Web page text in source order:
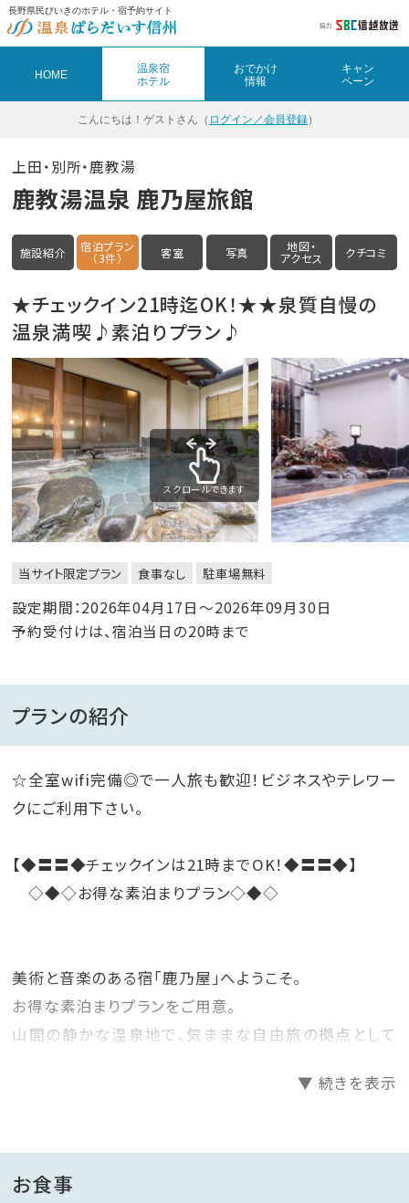
長野県民びいきのホテル・宿予約サイト
HOME
温泉宿
ホテル
おでかけ
情報
キャン
ペーン
こんにちは！ ゲストさん（ ログイン／会員登録）
上田・別所・鹿教湯
鹿教湯温泉 鹿乃屋旅館
施設紹介 宿泊プラン
（3件） 客室 写真 地図・
アクセス クチコミ
★チェックイン21時迄OK！★★泉質自慢の
温泉満喫♪素泊りプラン♪
スクロールできます
当サイト限定プラン 食事なし 駐車場無料
設定期間：2026年04月17日～2026年09月30日
予約受付けは、宿泊当日の20時まで
プランの紹介
☆全室wifi完備◎で一人旅も歓迎！ビジネスやテレワー
クにご利用下さい。
【◆〓〓◆チェックインは21時までOK！◆〓〓◆】
◇◆◇お得な素泊まりプラン◇◆◇
美術と音楽のある宿「鹿乃屋」へようこそ。
お得な素泊まりプランをご用意。
山間の静かな温泉地で、気ままな自由旅の拠点として
◆温泉◆
天然温泉の露天風呂と内湯が２つずつに、飲泉処が１
▼ 続きを表示
お食事